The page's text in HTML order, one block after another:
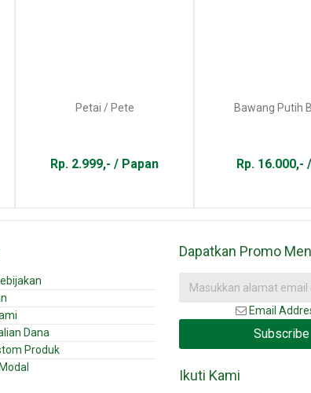
Petai / Pete
Rp. 2.999,- / Papan
Bawang Putih
Rp. 16.000,-
Dana
Produk
Dapatkan Promo
Email
Subscribe
Ikuti Kami